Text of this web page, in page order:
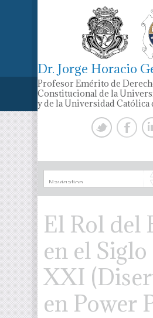
Dr. Jorge Horacio
Profesor Emérito de
Constitucional de la
y de la Universidad Católica
El Rol del
en el Siglo
XXI
en Power